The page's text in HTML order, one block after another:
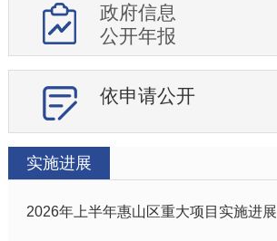
优化营商环境惠企政策信息
政府信息
公开年报
依申请公开
实施进展
2026年上半年惠山区重大项目实施进展